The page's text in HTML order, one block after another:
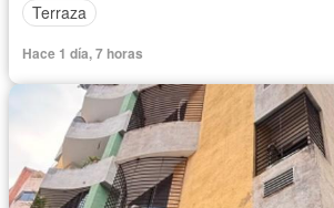
Terraza
Hace 1 día, 7 horas